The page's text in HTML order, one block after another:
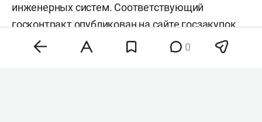
инженерных систем. Соответствующий
госконтрактопубликованна сайте госзакупок.
Главными объектами ремонта станут
0